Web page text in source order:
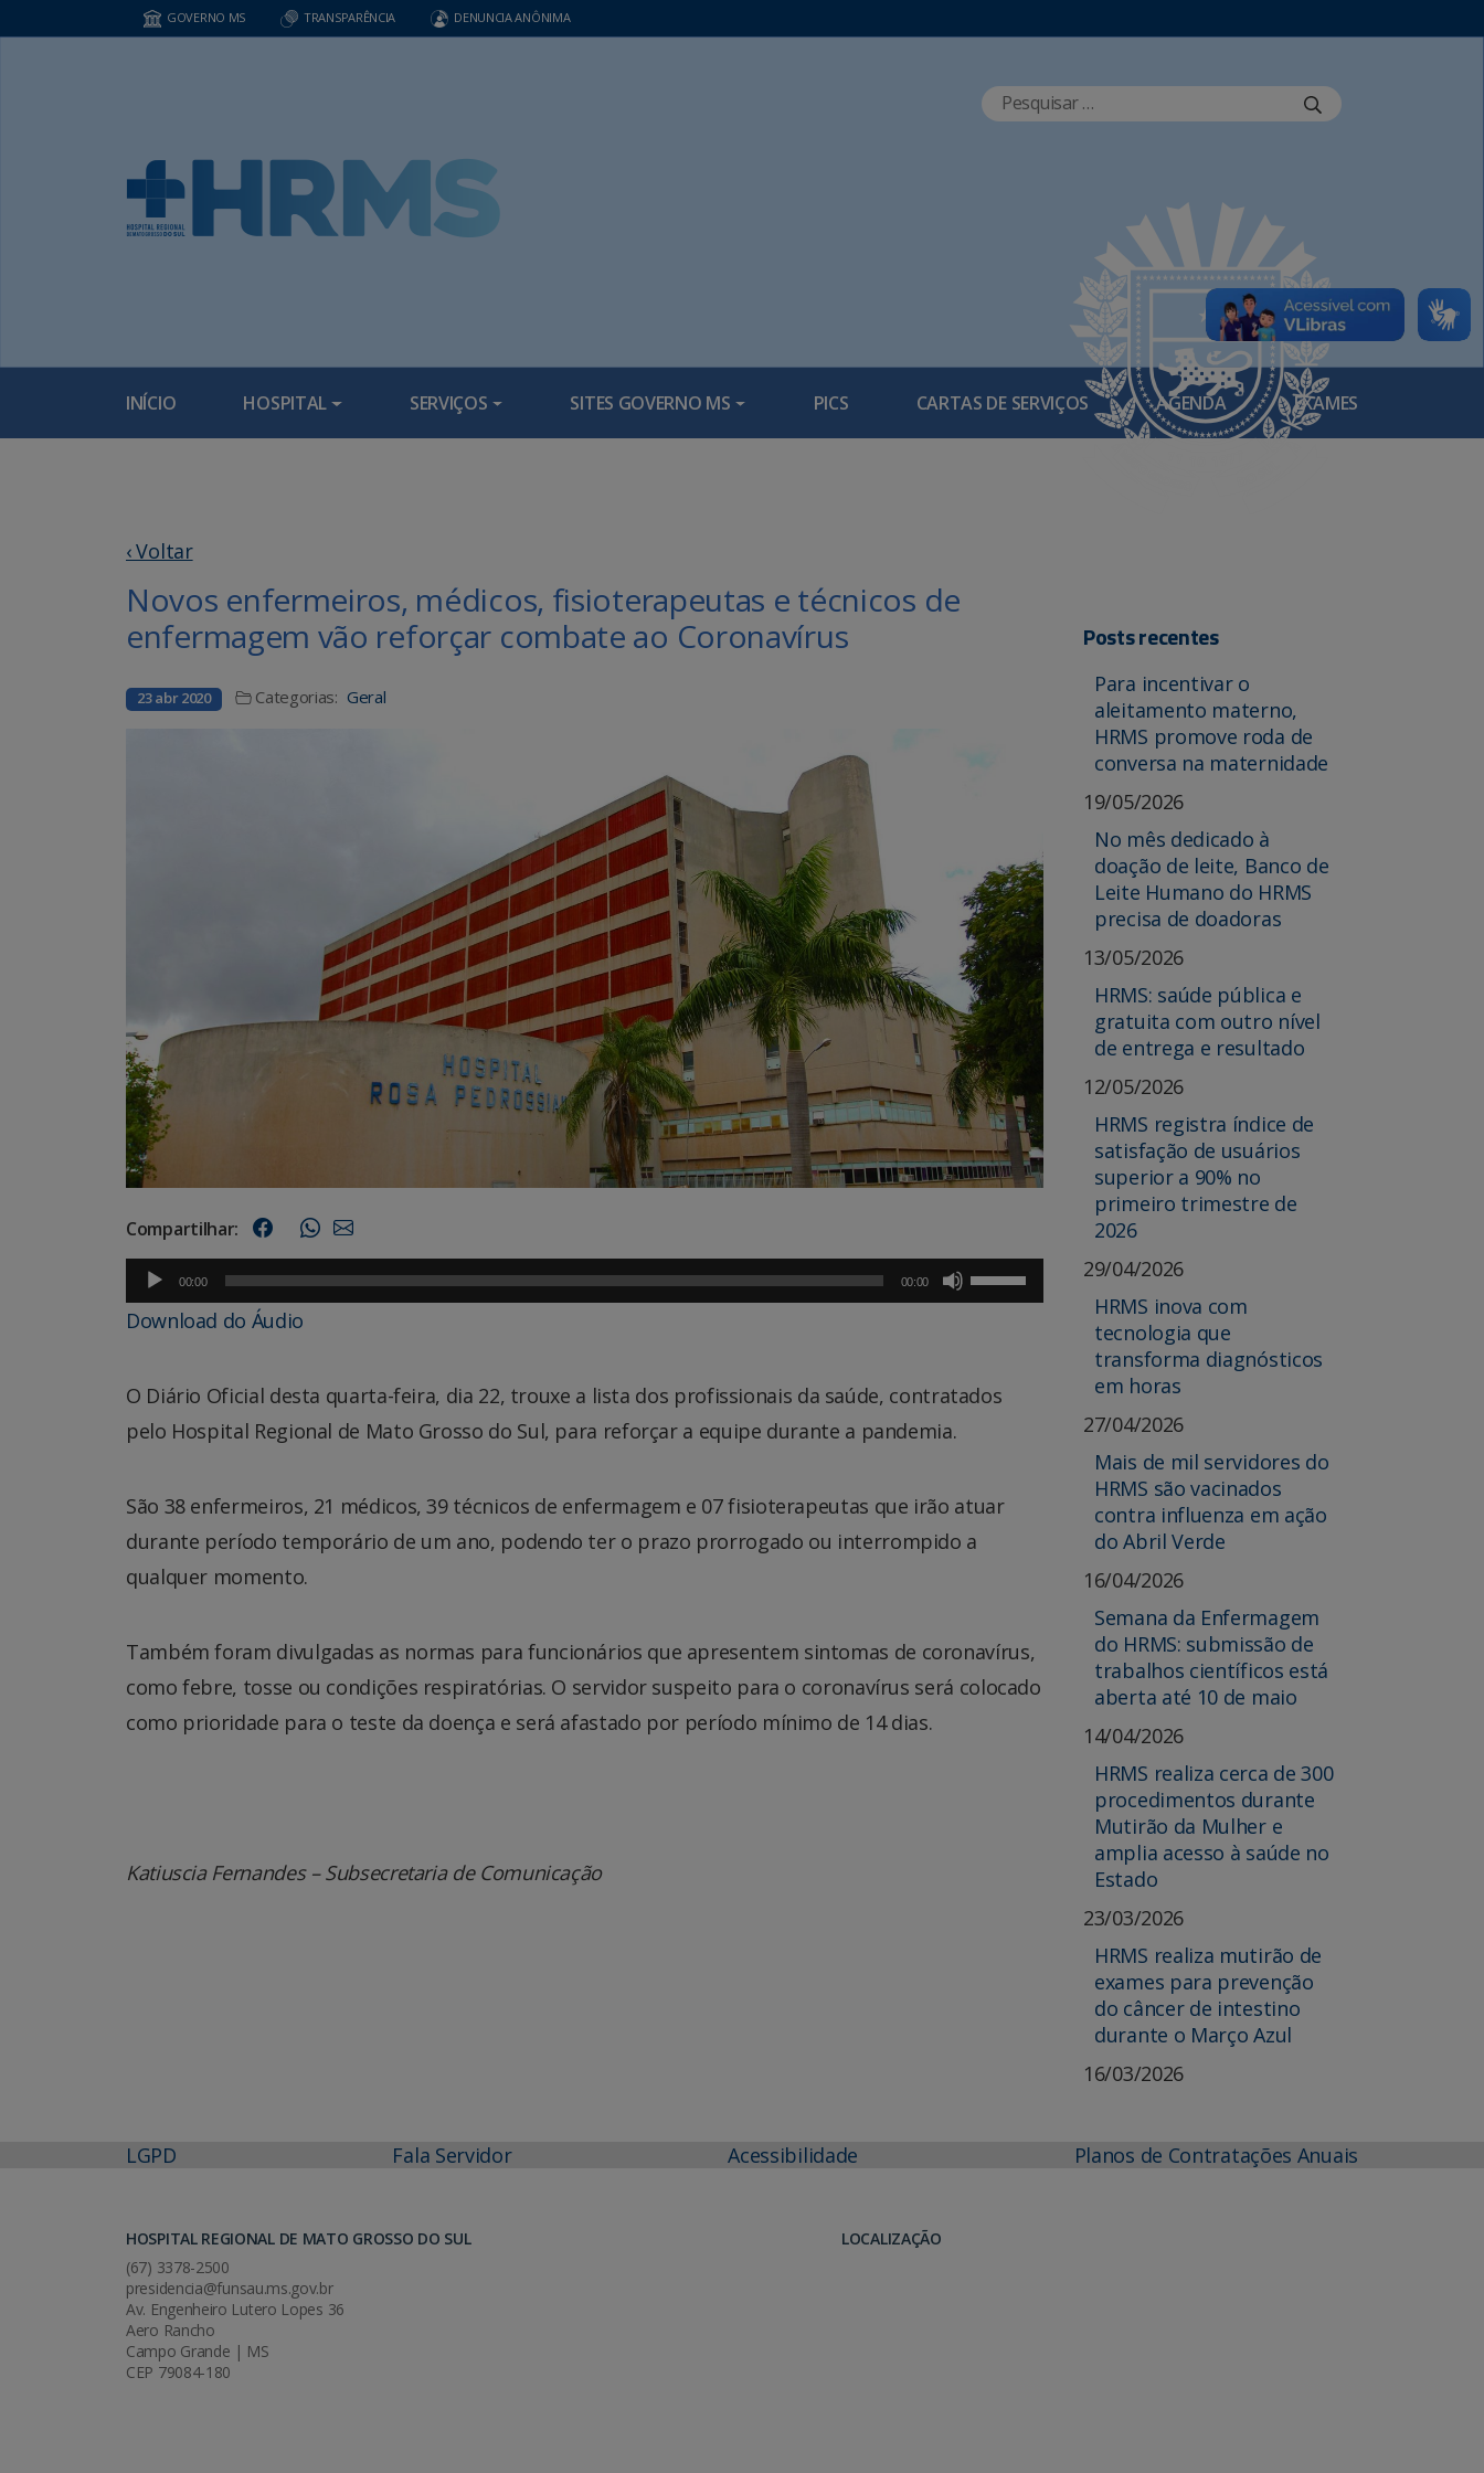
GOVERNO MS TRANSPARÊNCIA DENUNCIA ANÔNIMA
INÍCIO HOSPITAL SERVIÇOS SITES GOVERNO MS PICS CARTAS DE SERVIÇOS AGENDA EXAMES
‹ Voltar
Novos enfermeiros, médicos, fisioterapeutas e técnicos de
enfermagem vão reforçar combate ao Coronavírus
23 abr 2020 Categorias: Geral
Compartilhar:
Tocador
de
áudio
00:00 00:00
as
ou
para
ou
o
Download do Áudio
O Diário Oficial desta quarta-feira, dia 22, trouxe a lista dos profissionais da saúde, contratados
pelo Hospital Regional de Mato Grosso do Sul, para reforçar a equipe durante a pandemia.
São 38 enfermeiros, 21 médicos, 39 técnicos de enfermagem e 07 fisioterapeutas que irão atuar
durante período temporário de um ano, podendo ter o prazo prorrogado ou interrompido a
qualquer momento.
Também foram divulgadas as normas para funcionários que apresentem sintomas de coronavírus,
como febre, tosse ou condições respiratórias. O servidor suspeito para o coronavírus será colocado
como prioridade para o teste da doença e será afastado por período mínimo de 14 dias.
Katiuscia Fernandes – Subsecretaria de Comunicação
Posts recentes
Para incentivar o
aleitamento materno,
HRMS promove roda de
conversa na maternidade
19/05/2026
No mês dedicado à
doação de leite, Banco de
Leite Humano do HRMS
precisa de doadoras
13/05/2026
HRMS: saúde pública e
gratuita com outro nível
de entrega e resultado
12/05/2026
HRMS registra índice de
satisfação de usuários
superior a 90% no
primeiro trimestre de
2026
29/04/2026
HRMS inova com
tecnologia que
transforma diagnósticos
em horas
27/04/2026
Mais de mil servidores do
HRMS são vacinados
contra influenza em ação
do Abril Verde
16/04/2026
Semana da Enfermagem
do HRMS: submissão de
trabalhos científicos está
aberta até 10 de maio
14/04/2026
HRMS realiza cerca de 300
procedimentos durante
Mutirão da Mulher e
amplia acesso à saúde no
Estado
23/03/2026
HRMS realiza mutirão de
exames para prevenção
do câncer de intestino
durante o Março Azul
16/03/2026
LGPD Fala Servidor Acessibilidade Planos de Contratações Anuais
HOSPITAL REGIONAL DE MATO GROSSO DO SUL
(67) 3378-2500
presidencia@funsau.ms.gov.br
Av. Engenheiro Lutero Lopes 36
Aero Rancho
Campo Grande | MS
CEP 79084-180
LOCALIZAÇÃO